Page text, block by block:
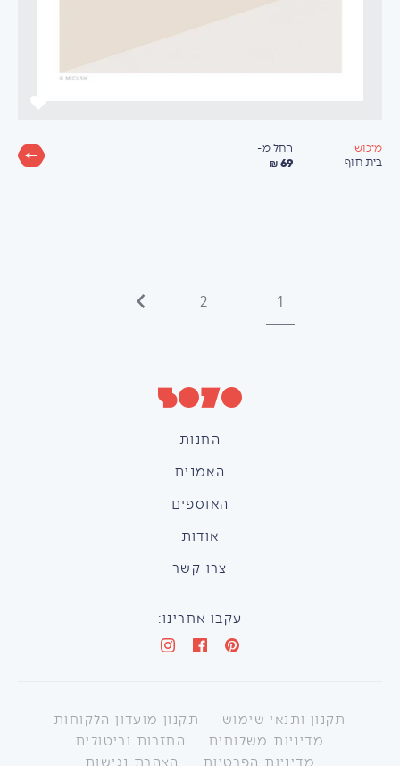
מיכוש
בית חוף
החל מ-
69 ₪
1
2
החנות
האמנים
האוספים
אודות
צרו קשר
עקבו אחרינו:
תקנון ותנאי שימוש
תקנון מועדון הלקוחות
מדיניות משלוחים
החזרות וביטולים
מדיניות הפרטיות
הצהרת נגישות